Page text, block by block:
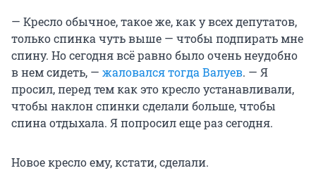
— Кресло обычное, такое же, как у всех депутатов,
только спинка чуть выше — чтобы подпирать мне
спину. Но сегодня всё равно было очень неудобно
в нем сидеть, — жаловался тогда Валуев. — Я
просил, перед тем как это кресло устанавливали,
чтобы наклон спинки сделали больше, чтобы
спина отдыхала. Я попросил еще раз сегодня.
Новое кресло ему, кстати, сделали.